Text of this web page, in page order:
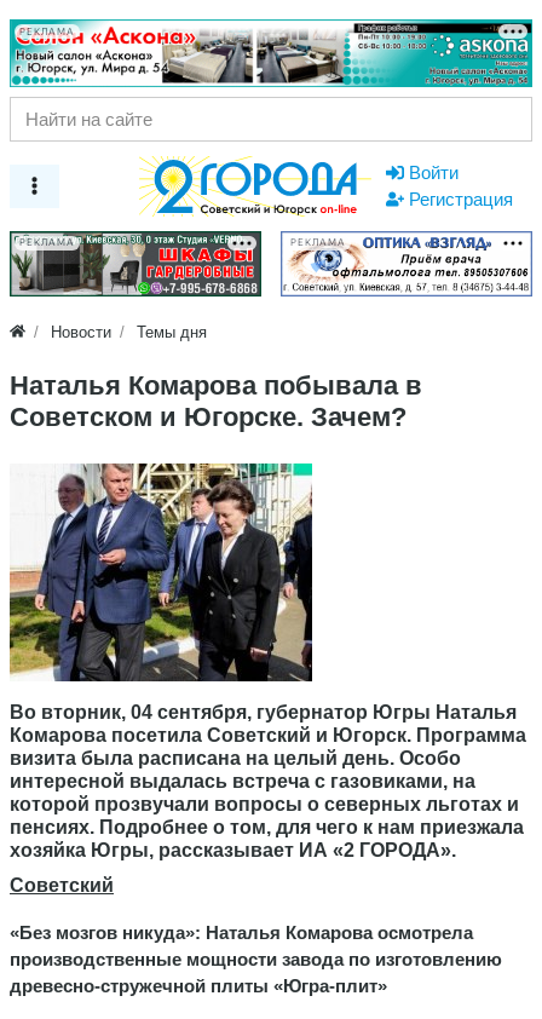
РЕКЛАМА
Войти
Регистрация
РЕКЛАМА РЕКЛАМА
Новости Темы дня
Наталья Комарова побывала в
Советском и Югорске. Зачем?
Во вторник, 04 сентября, губернатор Югры Наталья
Комарова посетила Советский и Югорск. Программа
визита была расписана на целый день. Особо
интересной выдалась встреча с газовиками, на
которой прозвучали вопросы о северных льготах и
пенсиях. Подробнее о том, для чего к нам приезжала
хозяйка Югры, рассказывает ИА «2 ГОРОДА».
Советский
«Без мозгов никуда»: Наталья Комарова осмотрела
производственные мощности завода по изготовлению
древесно-стружечной плиты «Югра-плит»